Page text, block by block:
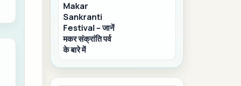
Makar
Sankranti
Festival – जानें
मकर संक्रांति पर्व
के बारे में